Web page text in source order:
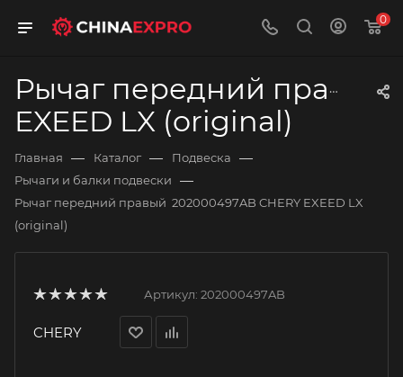
0
Рычаг передний правый
EXEED LX (original)
Главная — Каталог — Подвеска —
Рычаги и балки подвески —
Рычаг передний правый 202000497AB CHERY EXEED LX
(original)
Артикул: 202000497AB
CHERY